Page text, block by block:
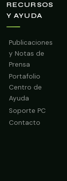
RECURSOS
Y AYUDA
Publicaciones
y Notas de
Prensa
Portafolio
Centro de
Ayuda
Soporte PC
Contacto